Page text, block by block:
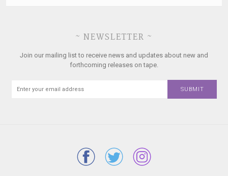
~ NEWSLETTER ~
Join our mailing list to receive news and updates about new and
forthcoming releases on tape.